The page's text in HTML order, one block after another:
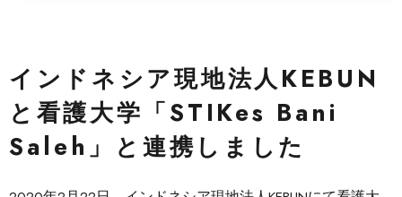
インドネシア現地法人KEBUN
と看護大学「STIKes Bani
Saleh」と連携しました